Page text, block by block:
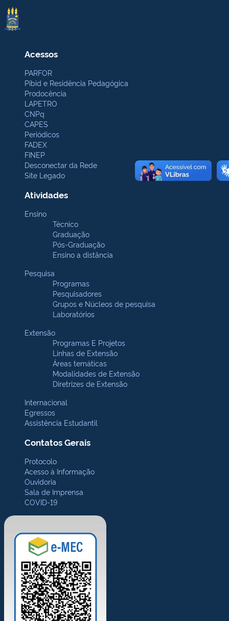
Acessos
PARFOR
Pibid e Residência Pedagógica
Prodocência
LAPETRO
CNPq
CAPES
Periódicos
FADEX
FINEP
Desconectar da Rede
Site Legado
Atividades
Ensino
Técnico
Graduação
Pós-Graduação
Ensino a distância
Pesquisa
Programas
Pesquisadores
Grupos e Núcleos de pesquisa
Laboratórios
Extensão
Programas E Projetos
Linhas de Extensão
Áreas temáticas
Modalidades de Extensão
Diretrizes de Extensão
Internacional
Egressos
Assistência Estudantil
Contatos Gerais
Protocolo
Acesso à Informação
Ouvidoria
Sala de Imprensa
COVID-19